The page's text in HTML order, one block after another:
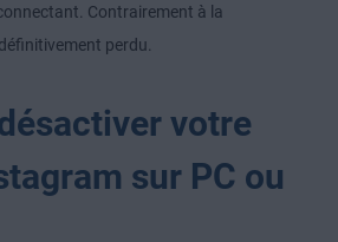
Contrairement à la
perdu.
votre
sur PC ou